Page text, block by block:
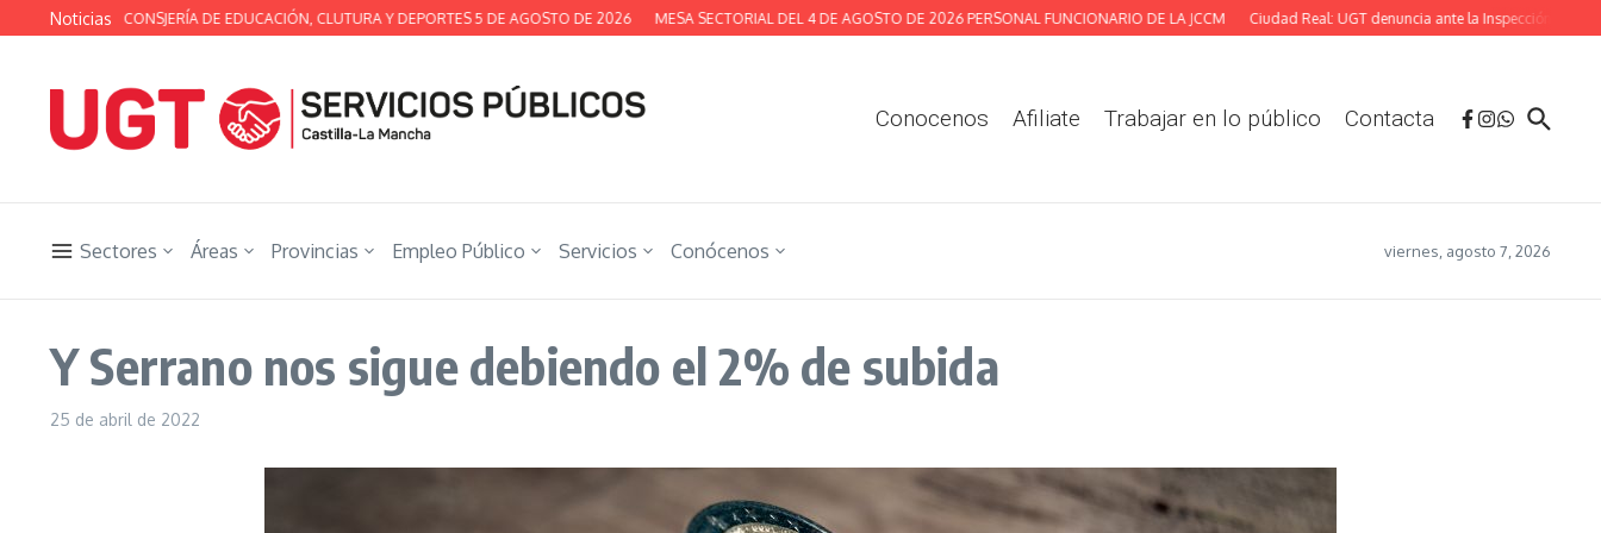
Saltar al contenido
Noticias
DE LA CONSJERÍA DE EDUCACIÓN, CLUTURA Y DEPORTES 5 DE AGOSTO DE 2026 MESA SECTORIAL DEL 4 DE AGOSTO DE 2026 PERSONAL FUNCIONARIO DE LA JCCM Ciudad Real: UGT denuncia ante la Inspección las
Conocenos Afiliate Trabajar en lo público Contacta
Sectores Áreas Provincias Empleo Público Servicios Conócenos viernes, agosto 7, 2026
Y Serrano nos sigue debiendo el 2% de subida
25 de abril de 2022